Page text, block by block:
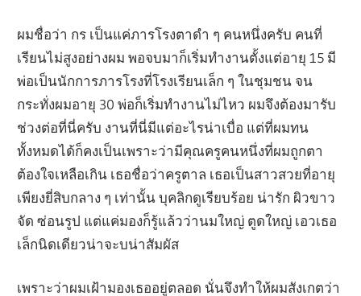
ผมชื่อว่า กร เป็นแค่ภารโรงตาดำ ๆ คนหนึ่งครับ คนที่
เรียนไม่สูงอย่างผม พอจบมาก็เริ่มทำงานตั้งแต่อายุ 15 มี
พ่อเป็นนักการภารโรงที่โรงเรียนเล็ก ๆ ในชุมชน จน
กระทั่งผมอายุ 30 พ่อก็เริ่มทำงานไม่ไหว ผมจึงต้องมารับ
ช่วงต่อที่นี่ครับ งานที่นี่มีแต่อะไรน่าเบื่อ แต่ที่ผมทน
ทั้งหมดได้ก็คงเป็นเพราะว่ามีคุณครูคนหนึ่งที่ผมถูกตา
ต้องใจเหลือเกิน เธอชื่อว่าครูตาล เธอเป็นสาวสวยที่อายุ
เพียงยี่สิบกลาง ๆ เท่านั้น บุคลิกดูเรียบร้อย น่ารัก ผิวขาว
จัด ซ่อนรูป แต่แค่มองก็รู้แล้วว่านมใหญ่ ตูดใหญ่ เอวเธอ
เล็กนิดเดียวน่าจะบน่าสัมผัส
เพราะว่าผมเฝ้ามองเธออยู่ตลอด นั่นจึงทำให้ผมสังเกตว่า